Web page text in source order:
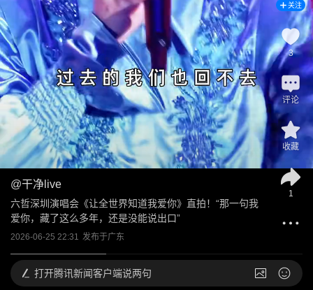
@干净live
六哲深圳演唱会《让全世界知道我爱你》直拍！“那一句我
爱你，藏了这么多年，还是没能说出口”
2026-06-25 22:31 发布于广东
关注
3
评论
收藏
1
打开腾讯新闻客户端说两句